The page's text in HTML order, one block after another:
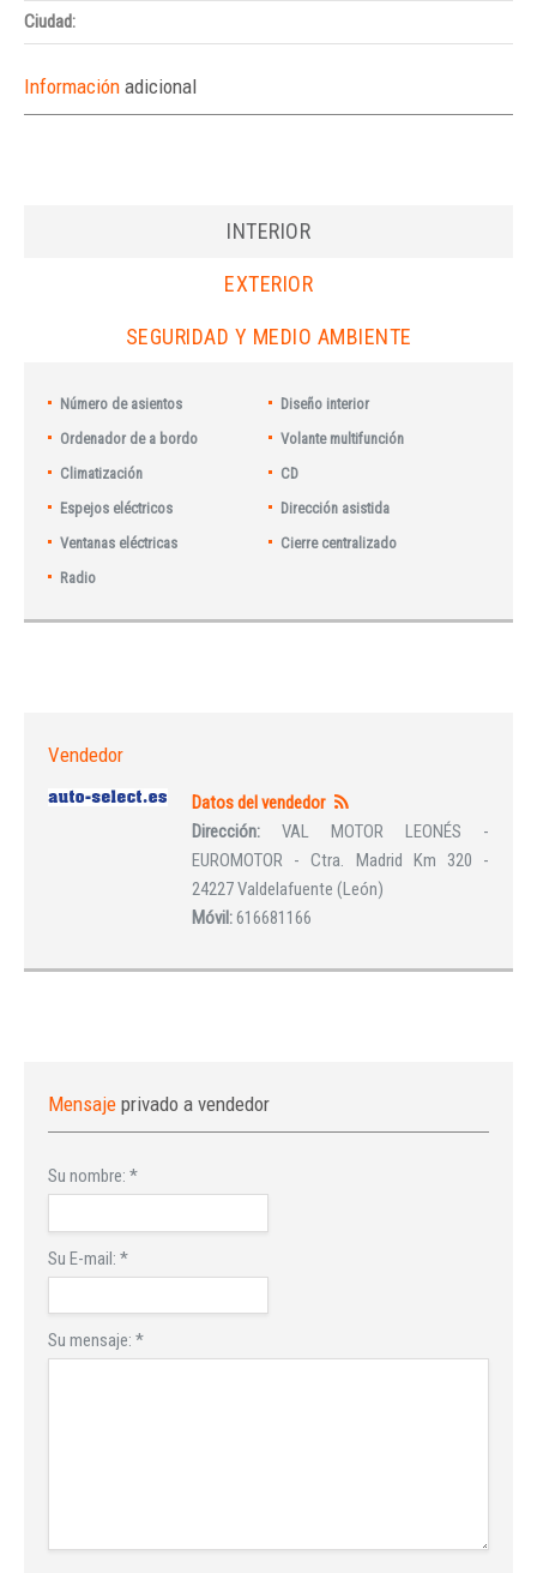
Ciudad:
Información adicional
INTERIOR
EXTERIOR
SEGURIDAD Y MEDIO AMBIENTE
Número de asientos
Diseño interior
Ordenador de a bordo
Volante multifunción
Climatización
CD
Espejos eléctricos
Dirección asistida
Ventanas eléctricas
Cierre centralizado
Radio
Vendedor
Datos del vendedor
Dirección: VAL MOTOR LEONÉS -
EUROMOTOR - Ctra. Madrid Km 320 -
24227 Valdelafuente (León)
Móvil:616681166
Mensaje privado a vendedor
Su nombre: *
Su E-mail: *
Su mensaje: *